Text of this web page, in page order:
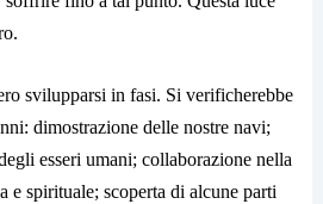
svilupparsi in fasi. Si verificherebbe
dimostrazione delle nostre navi;
esseri umani; collaborazione nella
e spirituale; scoperta di alcune parti